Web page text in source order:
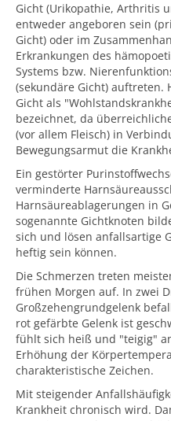
Gicht (Urikopathie, Arthritis
entweder angeboren sein
Gicht) oder im
Erkrankungen des
Systems bzw.
(sekundäre Gicht) auftreten.
Gicht als
bezeichnet, da
(vor allem Fleisch) in
Bewegungsarmut die
Ein gestörter
verminderte
Harnsäureablagerungen in
sogenannte Gichtknoten
sich und lösen anfallsartige
heftig sein können.
Die Schmerzen treten
frühen Morgen auf. In zwei
Großzehengrundgelenk
rot gefärbte Gelenk ist
fühlt sich heiß und "teigig"
Erhöhung der
charakteristische Zeichen.
Mit steigender
Krankheit chronisch wird.